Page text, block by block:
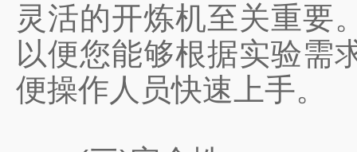
灵活的开炼机至关重要
以便您能够根据实验需
便操作人员快速上手。